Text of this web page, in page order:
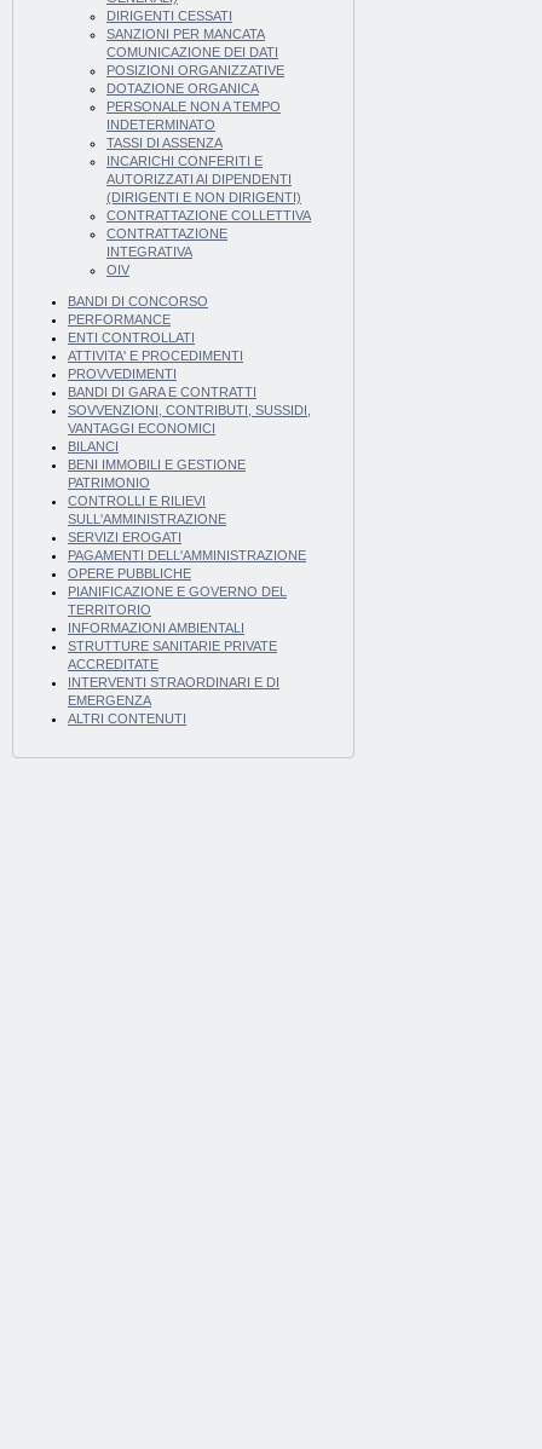
DIRIGENTI CESSATI
SANZIONI PER MANCATA
COMUNICAZIONE DEI DATI
POSIZIONI ORGANIZZATIVE
DOTAZIONE ORGANICA
PERSONALE NON A TEMPO
INDETERMINATO
TASSI DI ASSENZA
INCARICHI CONFERITI E
AUTORIZZATI AI DIPENDENTI
(DIRIGENTI E NON DIRIGENTI)
CONTRATTAZIONE COLLETTIVA
CONTRATTAZIONE
INTEGRATIVA
OIV
BANDI DI CONCORSO
PERFORMANCE
ENTI CONTROLLATI
ATTIVITA' E PROCEDIMENTI
PROVVEDIMENTI
BANDI DI GARA E CONTRATTI
SOVVENZIONI, CONTRIBUTI, SUSSIDI,
VANTAGGI ECONOMICI
BILANCI
BENI IMMOBILI E GESTIONE
PATRIMONIO
CONTROLLI E RILIEVI
SULL'AMMINISTRAZIONE
SERVIZI EROGATI
PAGAMENTI DELL'AMMINISTRAZIONE
OPERE PUBBLICHE
PIANIFICAZIONE E GOVERNO DEL
TERRITORIO
INFORMAZIONI AMBIENTALI
STRUTTURE SANITARIE PRIVATE
ACCREDITATE
INTERVENTI STRAORDINARI E DI
EMERGENZA
ALTRI CONTENUTI